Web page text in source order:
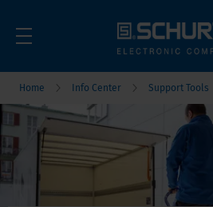
Home Info Center Support Tools